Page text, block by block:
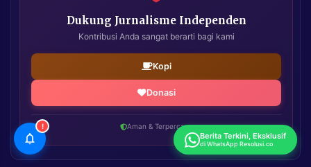
Dukung Jurnalisme Independen
Kontribusi Anda sangat berarti bagi kami
Kopi
Donasi
Aman & Terpercaya
!
Berita Terkini, Eksklusif
di WhatsApp Resolusi.co